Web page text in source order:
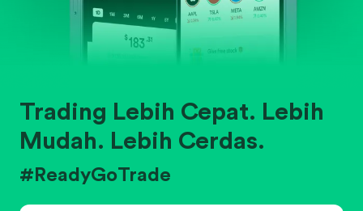
Trading Lebih Cepat. Lebih
Mudah. Lebih Cerdas.
#ReadyGoTrade